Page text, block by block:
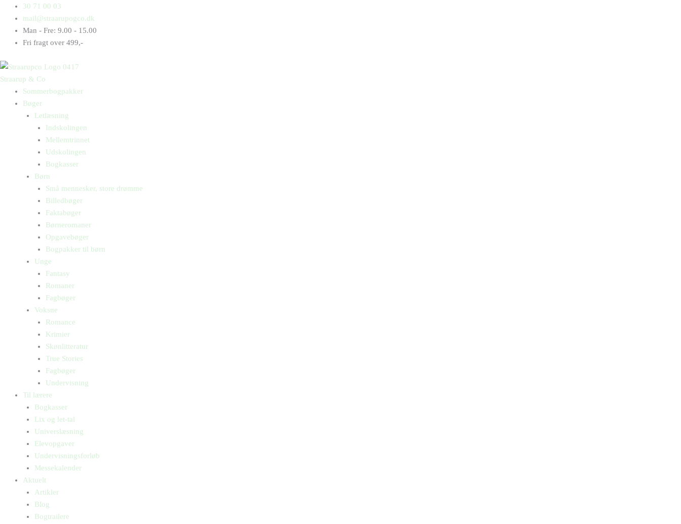
indholdet
30 71 00 03
mail@straarupogco.dk
Man - Fre: 9.00 - 15.00
Fri fragt over 499,-
Straarup & Co
Sommerbogpakker
Bøger
Letlæsning
Indskolingen
Mellemtrinnet
Udskolingen
Bogkasser
Børn
Små mennesker, store drømme
Billedbøger
Faktabøger
Børneromaner
Opgavebøger
Bogpakker til børn
Unge
Fantasy
Romaner
Fagbøger
Voksne
Romance
Krimier
Skønlitteratur
True Stories
Fagbøger
Undervisning
Til lærere
Bogkasser
Lix og let-tal
Universlæsning
Elevopgaver
Undervisningsforløb
Messekalender
Aktuelt
Artikler
Blog
Bogtrailere
Products
search
Products
search
Benny
bander
antal